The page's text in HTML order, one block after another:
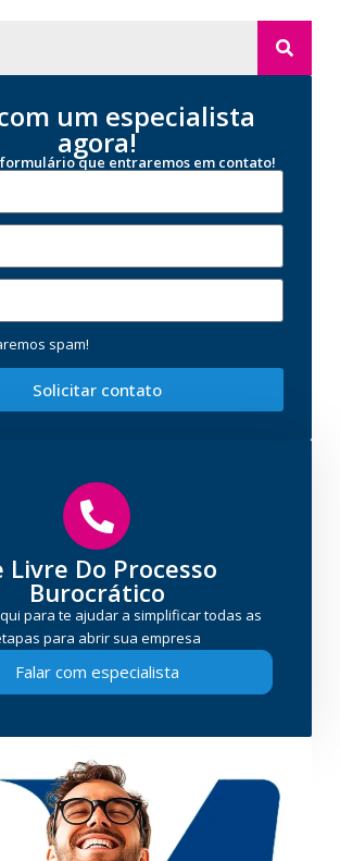
um especialista
agora!
que entraremos em contato!
spam!
Solicitar contato
Livre Do Processo
Burocrático
para te ajudar a simplificar todas as
para abrir sua empresa
Falar com especialista